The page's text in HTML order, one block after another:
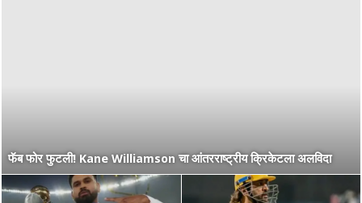
फॅब फोर फुटली! Kane Williamson चा आंतरराष्ट्रीय क्रिकेटला अलविदा
मेहनत आणि CSK चा विश्वास…